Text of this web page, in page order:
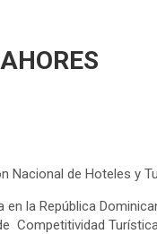
de Hoteles y
la República